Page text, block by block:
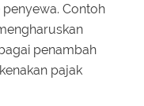
Contoh
penambah
pajak